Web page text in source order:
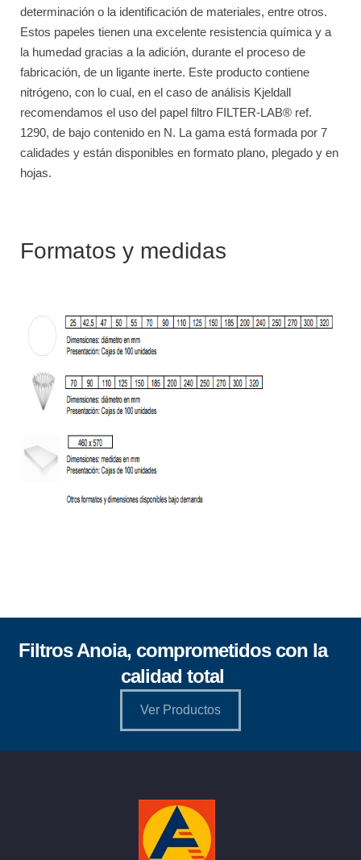
determinación o la identificación de materiales, entre otros.
Estos papeles tienen una excelente resistencia química y a
la humedad gracias a la adición, durante el proceso de
fabricación, de un ligante inerte. Este producto contiene
nitrógeno, con lo cual, en el caso de análisis Kjeldall
recomendamos el uso del papel filtro FILTER-LAB® ref.
1290, de bajo contenido en N. La gama está formada por 7
calidades y están disponibles en formato plano, plegado y en
hojas.
Formatos y medidas
Filtros Anoia, comprometidos con la
calidad total
Ver Productos